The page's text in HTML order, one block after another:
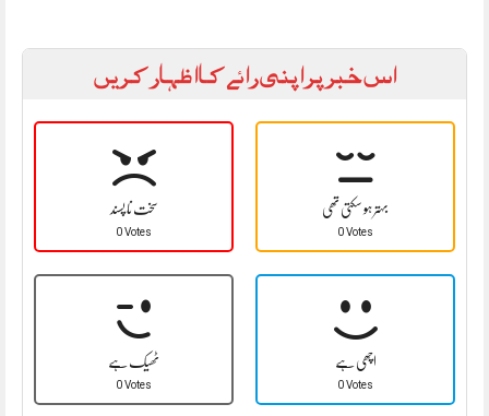
اس خبر پر اپنی رائے کا اظہار کریں
سخت نا پسند
0 Votes
بہتر ہو سکتی تھی
0 Votes
ٹھیک ہے
0 Votes
اچھی ہے
0 Votes